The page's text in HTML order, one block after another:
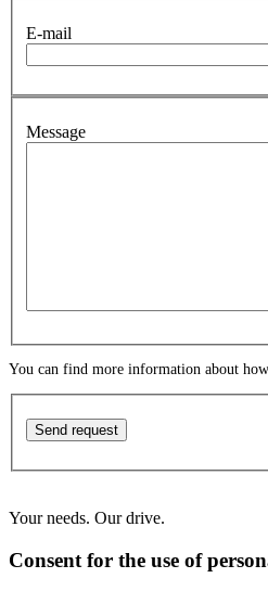
E-mail
Message
You can find more information about
Send request
Your needs. Our drive.
Consent for the use of